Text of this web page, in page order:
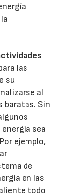
las
su
al
baratas. Sin
sea
ejemplo,
de
en las
todo